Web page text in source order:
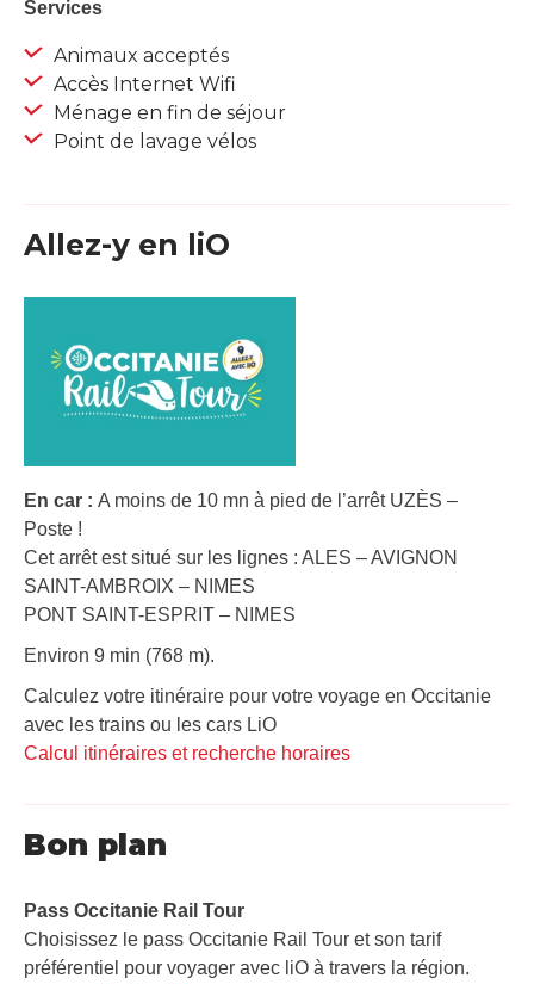
Services
Animaux acceptés
Accès Internet Wifi
Ménage en fin de séjour
Point de lavage vélos
Allez-y en liO
En car : A moins de 10 mn à pied de l’arrêt UZÈS –
Poste !
Cet arrêt est situé sur les lignes : ALES – AVIGNON
SAINT-AMBROIX – NIMES
PONT SAINT-ESPRIT – NIMES
Environ 9 min (768 m).
Calculez votre itinéraire pour votre voyage en Occitanie
avec les trains ou les cars LiO
Calcul itinéraires et recherche horaires
Bon plan
Pass Occitanie Rail Tour​
Choisissez le pass Occitanie Rail Tour et son tarif
préférentiel pour voyager avec liO à travers la région.